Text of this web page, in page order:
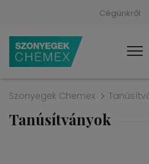
Cégünkről
Szonyegek Chemex
Tanúsítványok